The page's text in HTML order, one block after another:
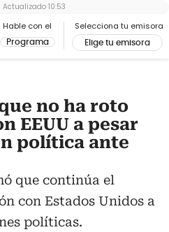
Hable con el
Programa
Selecciona tu emisora
Elige tu emisora
Actualizado 10:53
no ha roto
EEUU a pesar
política ante
que continúa el
con Estados Unidos a
políticas.